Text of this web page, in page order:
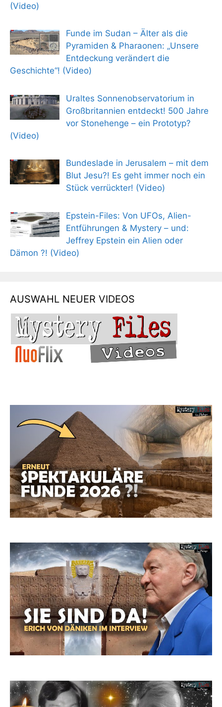
(Video)
Funde im Sudan – Älter als die
Pyramiden & Pharaonen: „Unsere
Entdeckung verändert die
Geschichte“! (Video)
Uraltes Sonnenobservatorium in
Großbritannien entdeckt! 500 Jahre
vor Stonehenge – ein Prototyp?
(Video)
Bundeslade in Jerusalem – mit dem
Blut Jesu?! Es geht immer noch ein
Stück verrückter! (Video)
Epstein-Files: Von UFOs, Alien-
Entführungen & Mystery – und:
Jeffrey Epstein ein Alien oder
Dämon ?! (Video)
AUSWAHL NEUER VIDEOS